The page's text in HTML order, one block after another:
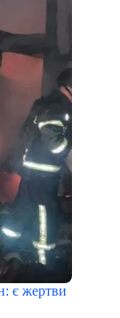
є жертви